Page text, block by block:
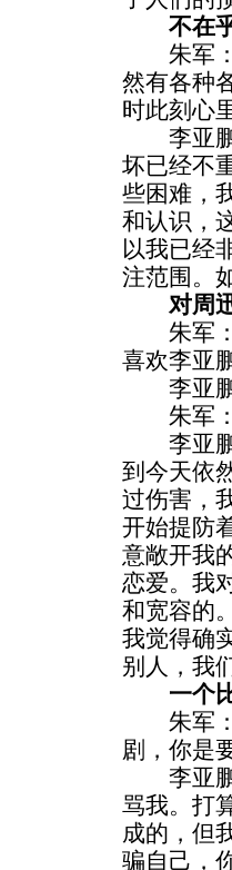
不在
朱军：
然有各种
时此刻心
李亚鹏
坏已经不
些困难，
和认识，
以我已经
注范围。
对周
朱军：
喜欢李亚
李亚鹏
朱军：
李亚鹏
到今天依
过伤害，
开始提防
意敞开我
恋爱。我
和宽容的
我觉得确
别人，我
一个
朱军：
剧，你是
李亚鹏
骂我。打
成的，但
骗自己，